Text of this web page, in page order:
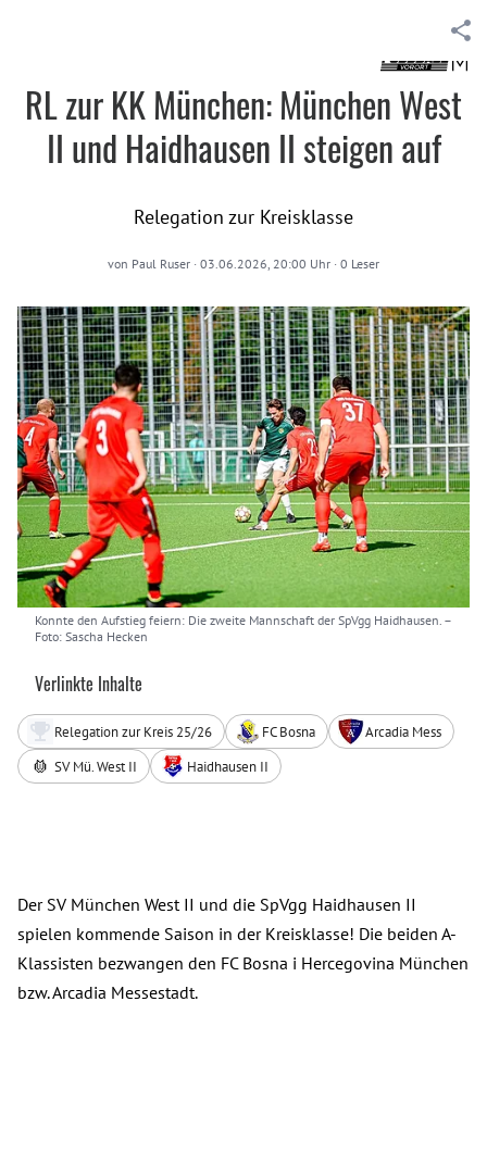
RL zur KK München: München West
II und Haidhausen II steigen auf
Relegation zur Kreisklasse
von Paul Ruser · 03.06.2026, 20:00 Uhr · 0 Leser
Konnte den Aufstieg feiern: Die zweite Mannschaft der SpVgg Haidhausen. –
Foto: Sascha Hecken
Verlinkte Inhalte
Relegation zur Kreis 25/26 FC Bosna
Arcadia Mess
SV Mü. West II
Haidhausen II
Der SV München West II und die SpVgg Haidhausen II
spielen kommende Saison in der Kreisklasse! Die beiden A-
Klassisten bezwangen den FC Bosna i Hercegovina München
bzw. Arcadia Messestadt.